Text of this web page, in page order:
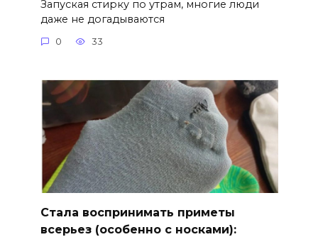
Запуская стирку по утрам, многие люди
даже не догадываются
0 33
Стала воспринимать приметы
всерьез (особенно с носками):